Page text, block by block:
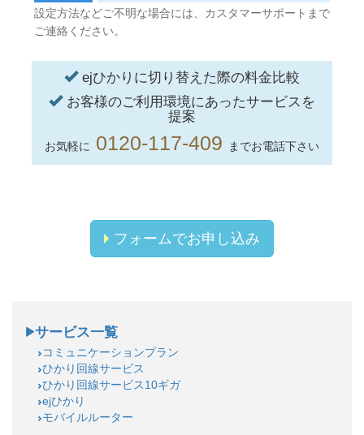
設定方法などご不明な場合には、カスタマーサポートまで
ご連絡ください。
ejひかりに切り替えた際の料金比較
お客様のご利用環境にあったサービスを
提案
お気軽に 0120-117-409 までお電話下さい
フォームでお申し込み
サービス一覧
コミュニケーションプラン
ひかり回線サービス
ひかり回線サービス10ギガ
ejひかり
モバイルルーター